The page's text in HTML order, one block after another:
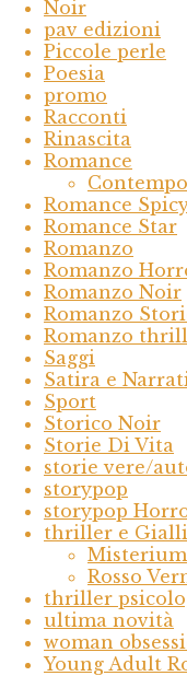
Noir
pav edizioni
Piccole perle
Poesia
promo
Racconti
Rinascita
Romance
Romance
Romance Star
Romanzo
Romanzo
Romanzo Noir
Romanzo
Romanzo
Saggi
Satira e
Sport
Storico Noir
Storie Di Vita
storie vere/
storypop
storypop
thriller e Gialli
Misterium
Rosso
thriller
ultima novità
woman
Young Adult